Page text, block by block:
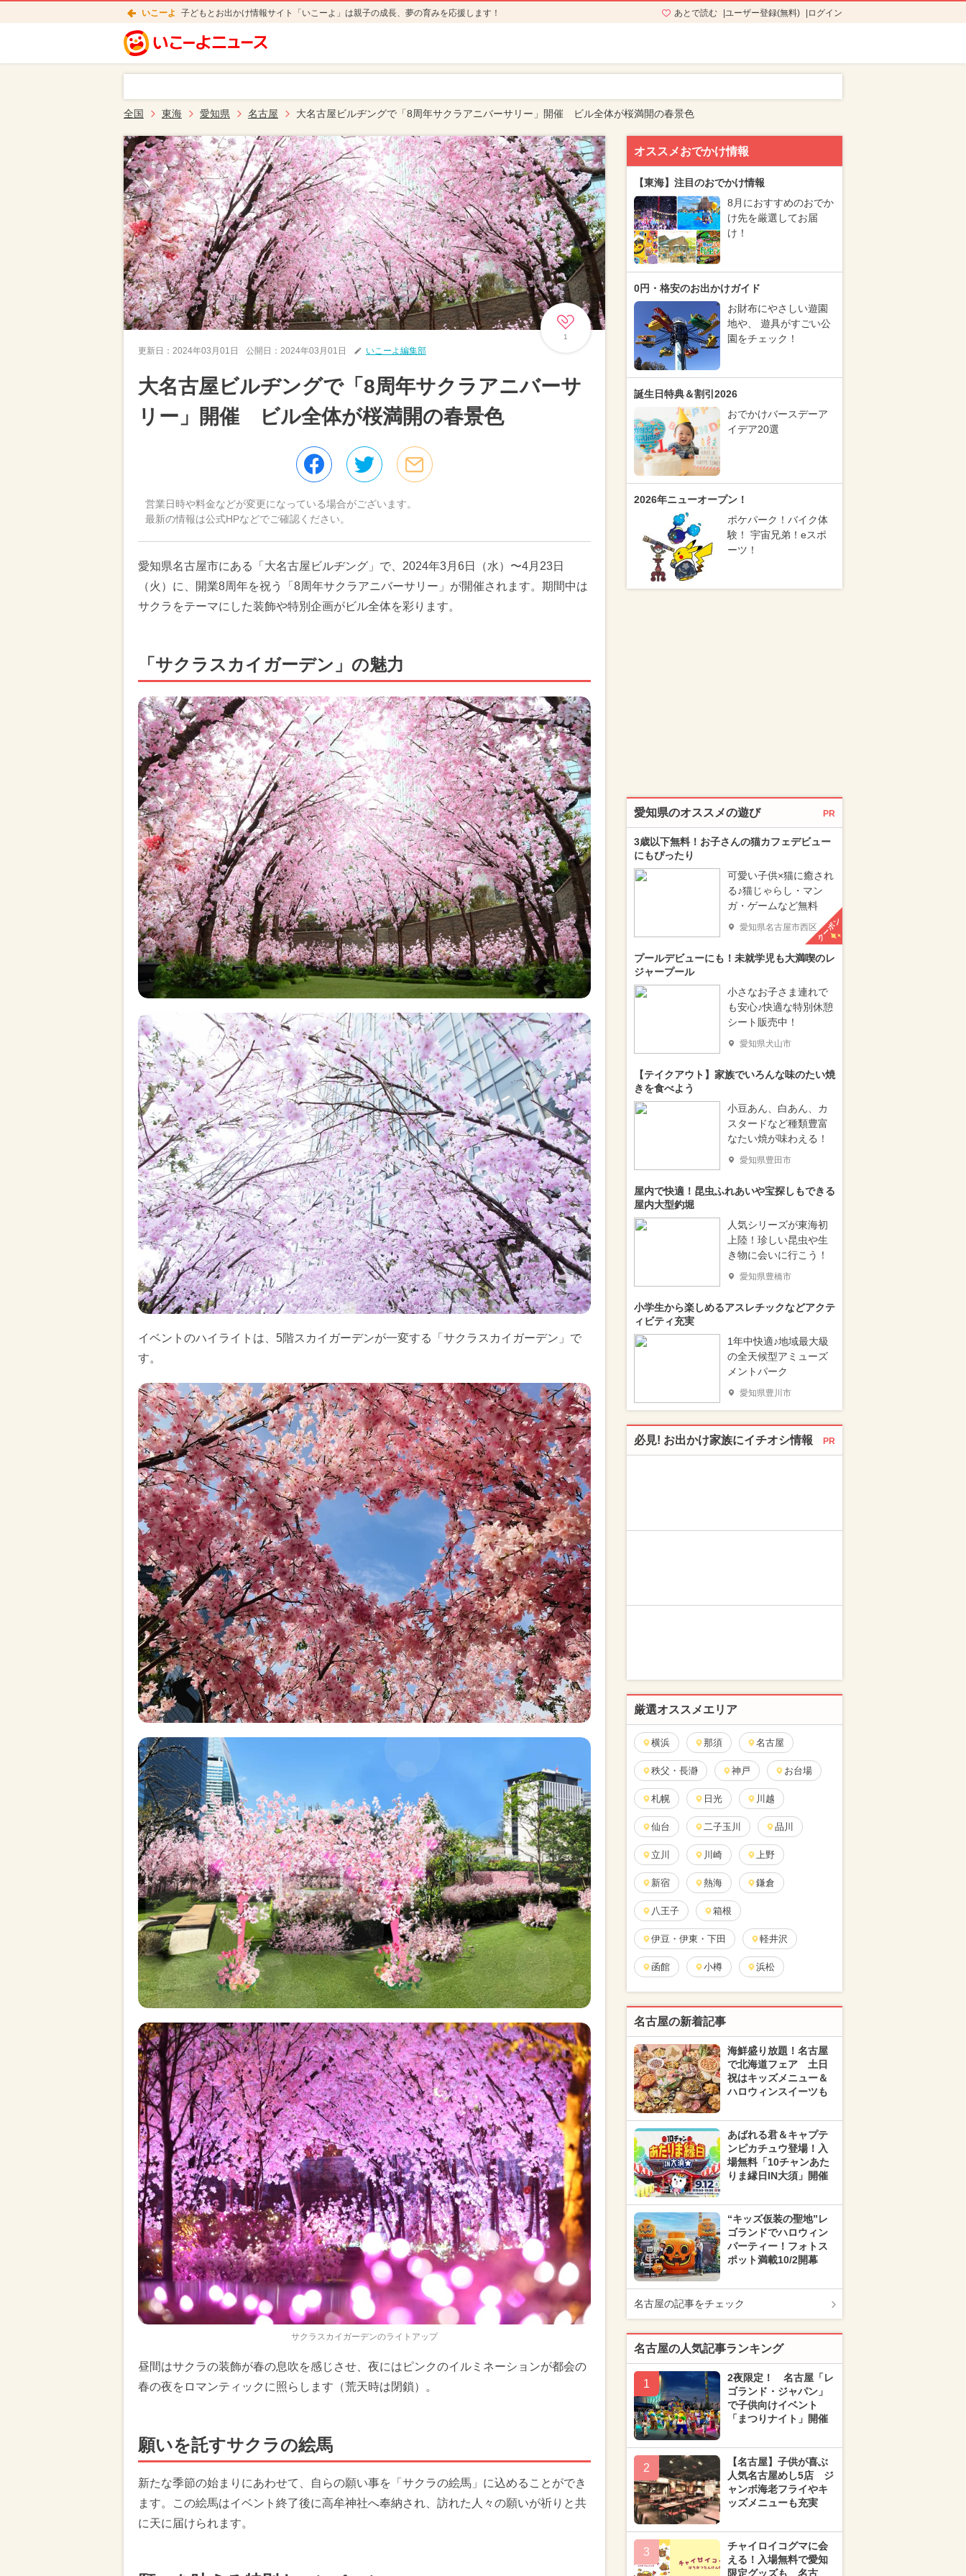
いこーよ 子どもとお出かけ情報サイト「いこーよ」は親子の成長、夢の育みを応援します！ あとで読む ユーザー登録(無料) ログイン
全国 東海 愛知県 名古屋 大名古屋ビルヂングで「8周年サクラアニバーサリー」開催 ビル全体が桜満開の春景色
1
更新日： 2024年03月01日 公開日： 2024年03月01日 いこーよ編集部
大名古屋ビルヂングで「8周年サクラアニバーサ
リー」開催 ビル全体が桜満開の春景色
営業日時や料金などが変更になっている場合がございます。
最新の情報は公式HPなどでご確認ください。
愛知県名古屋市にある「大名古屋ビルヂング」で、2024年3月6日（水）〜4月23日
（火）に、開業8周年を祝う「8周年サクラアニバーサリー」が開催されます。期間中は
サクラをテーマにした装飾や特別企画がビル全体を彩ります。
「サクラスカイガーデン」の魅力
イベントのハイライトは、5階スカイガーデンが一変する「サクラスカイガーデン」で
す。
サクラスカイガーデンのライトアップ
昼間はサクラの装飾が春の息吹を感じさせ、夜にはピンクのイルミネーションが都会の
春の夜をロマンティックに照らします（荒天時は閉鎖）。
願いを託すサクラの絵馬
新たな季節の始まりにあわせて、自らの願い事を「サクラの絵馬」に込めることができ
ます。この絵馬はイベント終了後に高牟神社へ奉納され、訪れた人々の願いが祈りと共
に天に届けられます。
オススメおでかけ情報
【東海】注目のおでかけ情報
8月におすすめのおでか
け先を厳選してお届
け！
0円・格安のお出かけガイド
お財布にやさしい遊園
地や、 遊具がすごい公
園をチェック！
誕生日特典＆割引2026
おでかけバースデーア
イデア20選
2026年ニューオープン！
ポケパーク！バイク体
験！ 宇宙兄弟！eスポ
ーツ！
愛知県のオススメの遊び PR
3歳以下無料！お子さんの猫カフェデビュー
にもぴったり
可愛い子供×猫に癒され
る♪猫じゃらし・マン
ガ・ゲームなど無料
愛知県名古屋市西区クーポン
プールデビューにも！未就学児も大満喫のレ
ジャープール
小さなお子さま連れで
も安心♪快適な特別休憩
シート販売中！
愛知県犬山市
【テイクアウト】家族でいろんな味のたい焼
きを食べよう
小豆あん、白あん、カ
スタードなど種類豊富
なたい焼が味わえる！
愛知県豊田市
屋内で快適！昆虫ふれあいや宝探しもできる
屋内大型釣堀
人気シリーズが東海初
上陸！珍しい昆虫や生
き物に会いに行こう！
愛知県豊橋市
小学生から楽しめるアスレチックなどアクテ
ィビティ充実
1年中快適♪地域最大級
の全天候型アミューズ
メントパーク
愛知県豊川市
必見! お出かけ家族にイチオシ情報 PR
厳選オススメエリア
横浜 那須 名古屋
秩父・長瀞 神戸 お台場
札幌 日光 川越
仙台 二子玉川 品川
立川 川崎 上野
新宿 熱海 鎌倉
八王子 箱根
伊豆・伊東・下田 軽井沢
函館 小樽 浜松
名古屋の新着記事
海鮮盛り放題！名古屋
で北海道フェア 土日
祝はキッズメニュー＆
ハロウィンスイーツも
あばれる君＆キャプテ
ンピカチュウ登場！入
場無料「10チャンあた
りま縁日IN大須」開催
“キッズ仮装の聖地”レ
ゴランドでハロウィン
パーティー！フォトス
ポット満載10/2開幕
名古屋の記事をチェック
名古屋の人気記事ランキング
1
2夜限定！ 名古屋「レ
ゴランド・ジャパン」
で子供向けイベント
「まつりナイト」開催
2
【名古屋】子供が喜ぶ
人気名古屋めし5店 ジ
ャンボ海老フライやキ
ッズメニューも充実
3
チャイロイコグマに会
える！入場無料で愛知
限定グッズも 名古